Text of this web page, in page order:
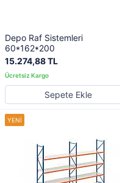
Depo Raf Sistemleri
60*162*200
15.274,88 TL
Sepete Ekle